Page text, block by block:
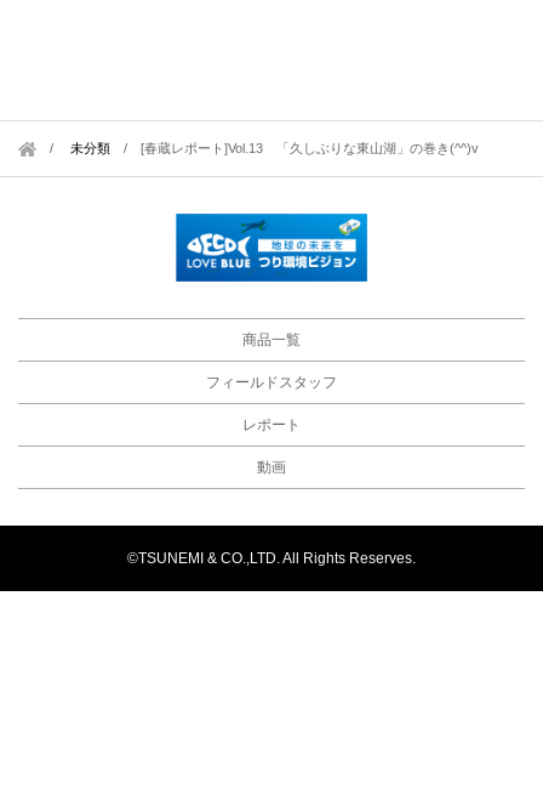
未分類 /[春蔵レポート]Vol.13 「久しぶりな東山湖」の巻き(^^)v
商品一覧
フィールドスタッフ
レポート
動画
©TSUNEMI & CO.,LTD. All Rights Reserves.